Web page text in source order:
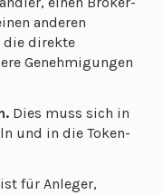
anderen
die direkte
Genehmigungen
Dies muss sich in
und in die Token-
für Anleger,